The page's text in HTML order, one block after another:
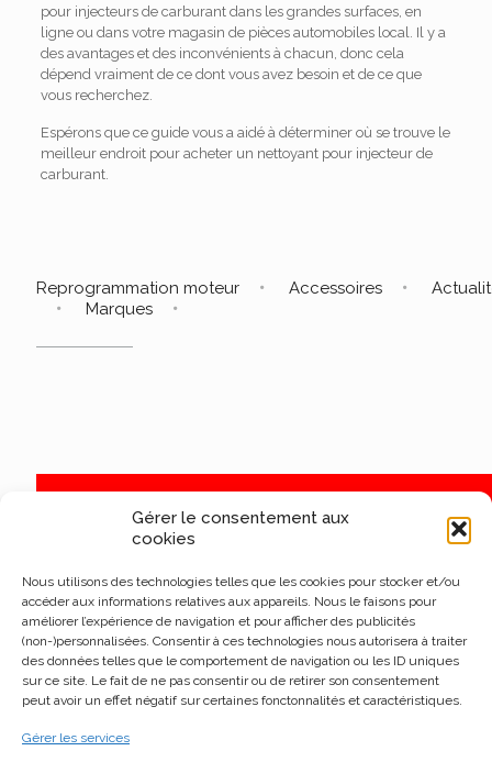
Gérer le consentement aux
cookies
Nous utilisons des technologies telles que les cookies pour stocker et/ou
accéder aux informations relatives aux appareils. Nous le faisons pour
améliorer l’expérience de navigation et pour afficher des publicités
(non-)personnalisées. Consentir à ces technologies nous autorisera à traiter
des données telles que le comportement de navigation ou les ID uniques
sur ce site. Le fait de ne pas consentir ou de retirer son consentement
peut avoir un effet négatif sur certaines fonctonnalités et caractéristiques.
Gérer les services
pour injecteurs de carburant dans les grandes surfaces, en
ligne ou dans votre magasin de pièces automobiles local. Il y a
des avantages et des inconvénients à chacun, donc cela
dépend vraiment de ce dont vous avez besoin et de ce que
vous recherchez.
Espérons que ce guide vous a aidé à déterminer où se trouve le
meilleur endroit pour acheter un nettoyant pour injecteur de
carburant.
Reprogrammation moteur Accessoires
Marques